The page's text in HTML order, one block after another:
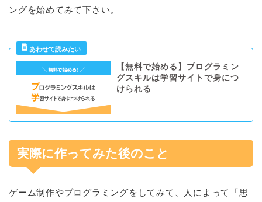
ングを始めてみて下さい。
【無料で始める】プログラミン
グスキルは学習サイトで身につ
けられる
実際に作ってみた後のこと
ゲーム制作やプログラミングをしてみて、人によって「思